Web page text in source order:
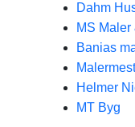
Dahm
MS Maler
Banias
Helmer
MT Byg